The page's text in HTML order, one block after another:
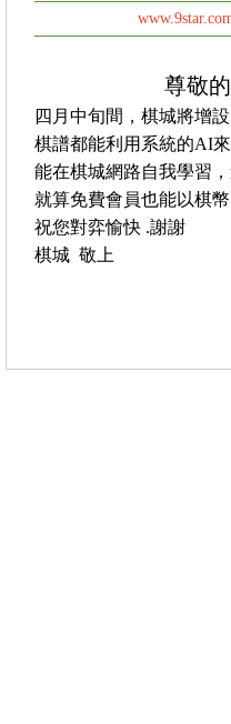
尊敬
四月中旬間，棋城將增設
棋譜都能利用系統的AI
能在棋城網路自我學習
就算免費會員也能以棋幣
祝您對弈愉快 .謝謝
棋城 敬上